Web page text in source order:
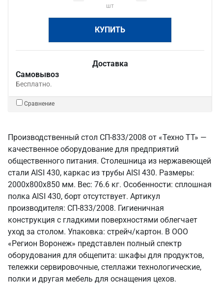
шт
КУПИТЬ
Доставка
Самовывоз
Бесплатно.
Сравнение
Производственный стол СП-833/2008 от «Техно ТТ» —
качественное оборудование для предприятий
общественного питания. Столешница из нержавеющей
стали AISI 430, каркас из трубы AISI 430. Размеры:
2000x800x850 мм. Вес: 76.6 кг. Особенности: сплошная
полка AISI 430, борт отсутствует. Артикул
производителя: СП-833/2008. Гигиеничная
конструкция с гладкими поверхностями облегчает
уход за столом. Упаковка: стрейч/картон. В ООО
«Регион Воронеж» представлен полный спектр
оборудования для общепита: шкафы для продуктов,
тележки сервировочные, стеллажи технологические,
полки и другая мебель для оснащения цехов.